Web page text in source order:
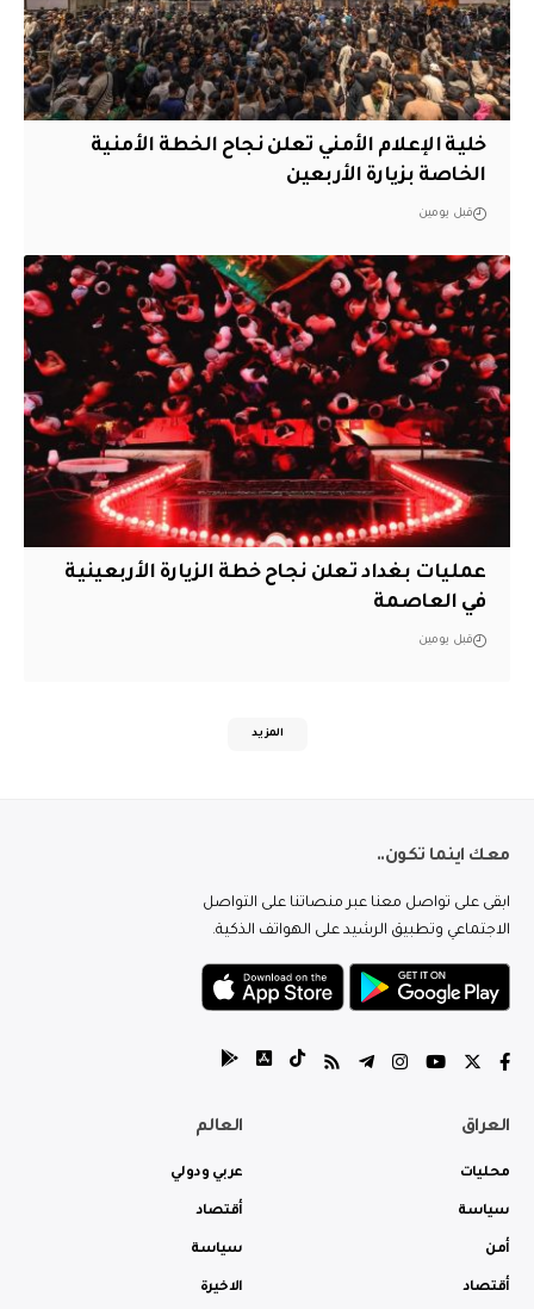
خلية الإعلام الأمني تعلن نجاح الخطة الأمنية
الخاصة بزيارة الأربعين
قبل يومين
عمليات بغداد تعلن نجاح خطة الزيارة الأربعينية
في العاصمة
قبل يومين
المزيد
معك اينما تكون..
ابقى على تواصل معنا عبر منصاتنا على التواصل
الاجتماعي وتطبيق الرشيد على الهواتف الذكية.
العراق
محليات
سياسة
أمن
أقتصاد
العالم
عربي ودولي
أقتصاد
سياسة
الاخيرة